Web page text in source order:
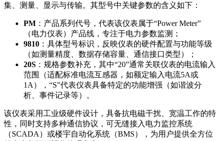
集、测量、显示与传输。其型号中关键参数的含义如下：
PM ：产品系列代号，代表该仪表属于“Power Meter”
（电力仪表）产品线，专注于电力参数监测；
9810 ：具体型号标识，反映仪表的硬件配置与功能等级
（如测量精度、数据存储容量、通信接口类型）；
20S ：规格参数补充，其中“20”通常关联仪表的电流输入
范围（适配标准电流互感器，如额定输入电流5A或
1A），“S”代表仪表具备特定的功能增强（如谐波分
析、事件记录等）。
该仪表采用工业级硬件设计，具备抗电磁干扰、宽温工作的特
性，同时支持多种通信协议，可无缝接入电力监控系统
（SCADA）或楼宇自动化系统（BMS），为用户提供全方位